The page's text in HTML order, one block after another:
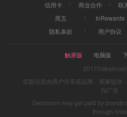
信用卡 商业合作 联
黑五
InRewards
隐私条款
用户协议
触屏版 电脑版
页面信息由用户分享或品牌、商家提供
扣广告
Dealmoon may get paid by brands
through links